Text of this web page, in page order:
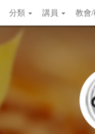
分類 講員 教會